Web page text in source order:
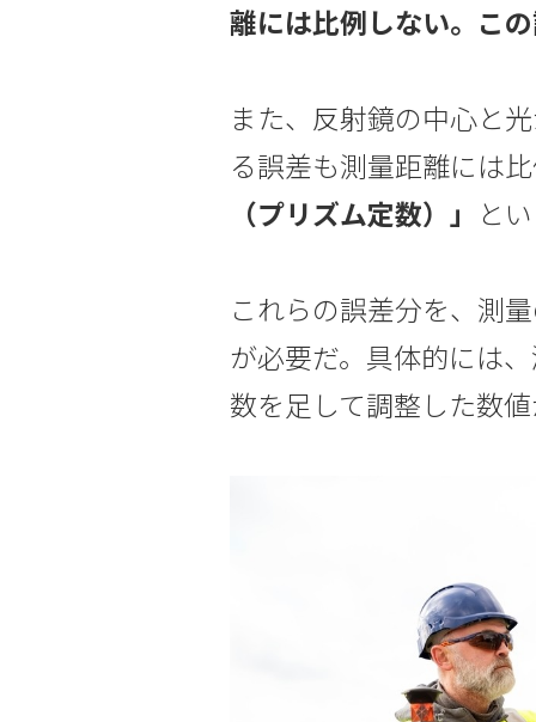
離には比例しない。こ
また、反射鏡の中心と
る誤差も測量距離には
（プリズム定数）」 と
これらの誤差分を、測
が必要だ。具体的には
数を足して調整した数